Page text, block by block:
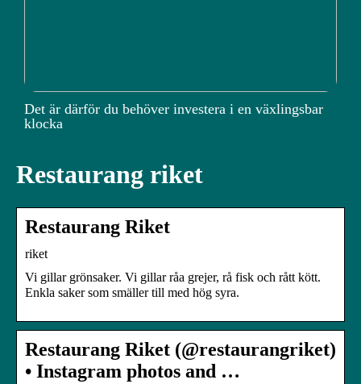
Det är därför du behöver investera i en växlingsbar
klocka
Restaurang riket
Restaurang Riket
riket
Vi gillar grönsaker. Vi gillar råa grejer, rå fisk och rått kött.
Enkla saker som smäller till med hög syra.​
Restaurang Riket (@restaurangriket)
• Instagram photos and …